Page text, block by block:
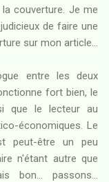
couverture. Je me
de faire une
sur mon article...
entre les deux
fort bien, le
que le lecteur au
économiques. Le
peut-être un peu
n'étant autre que
bon... passons...